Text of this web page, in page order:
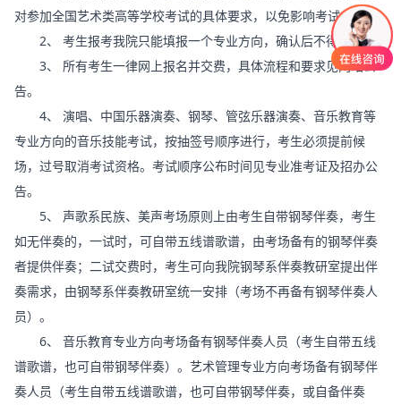
对参加全国艺术类高等学校考试的具体要求，以免影响考试。
2、 考生报考我院只能填报一个专业方向，确认后不得更改。
3、 所有考生一律网上报名并交费，具体流程和要求见网站公
告。
4、 演唱、中国乐器演奏、钢琴、管弦乐器演奏、音乐教育等
专业方向的音乐技能考试，按抽签号顺序进行，考生必须提前候
场，过号取消考试资格。考试顺序公布时间见专业准考证及招办公
告。
5、 声歌系民族、美声考场原则上由考生自带钢琴伴奏，考生
如无伴奏的，一试时，可自带五线谱歌谱，由考场备有的钢琴伴奏
者提供伴奏；二试交费时，考生可向我院钢琴系伴奏教研室提出伴
奏需求，由钢琴系伴奏教研室统一安排（考场不再备有钢琴伴奏人
员）。
6、 音乐教育专业方向考场备有钢琴伴奏人员（考生自带五线
谱歌谱，也可自带钢琴伴奏）。艺术管理专业方向考场备有钢琴伴
奏人员（考生自带五线谱歌谱，也可自带钢琴伴奏，或自备伴奏